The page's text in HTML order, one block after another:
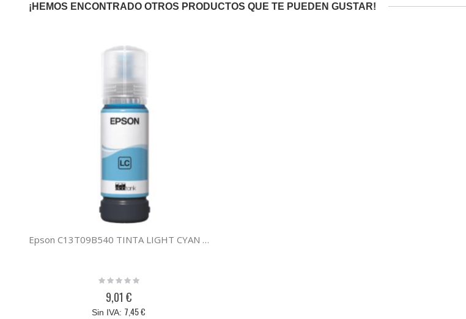
¡HEMOS ENCONTRADO OTROS PRODUCTOS QUE TE PUEDEN GUSTAR!
Epson C13T09B540 TINTA LIGHT CYAN ECOTANK 107
Rating:
9,01 €
7,45 €